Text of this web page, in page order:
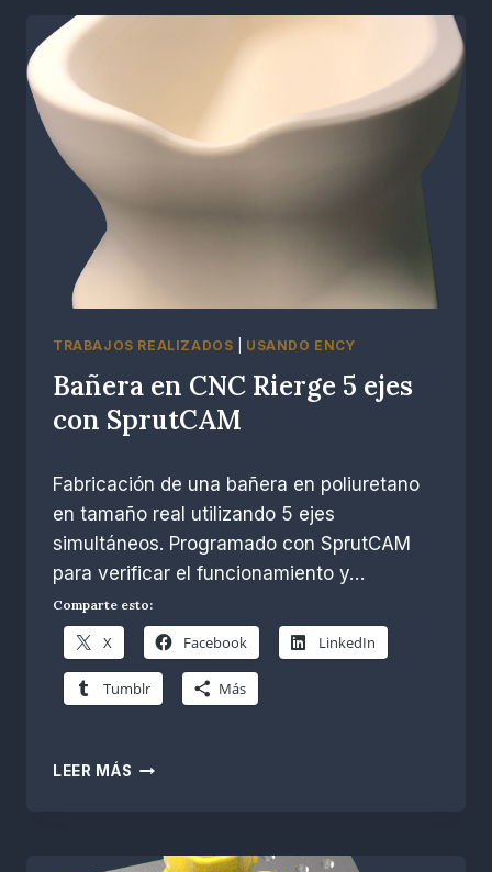
CON
TRABAJOS REALIZADOS USANDO ENCY
Bañera en CNC Rierge 5 ejes
con SprutCAM
R.
Escobar
Fabricación de una bañera en poliuretano
en tamaño real utilizando 5 ejes
simultáneos. Programado con SprutCAM
para verificar el funcionamiento y…
Comparte esto:
X Facebook LinkedIn
Tumblr Más
LEER MÁS BAÑERA